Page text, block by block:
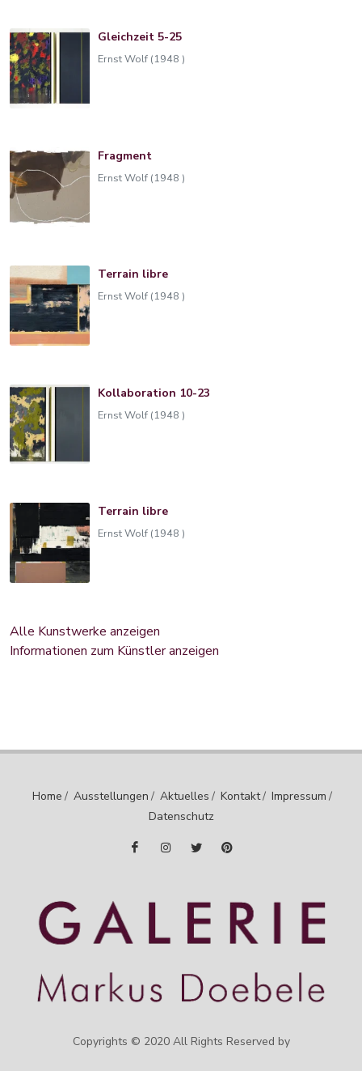
Gleichzeit 5-25
Ernst Wolf (1948 )
Fragment
Ernst Wolf (1948 )
Terrain libre
Ernst Wolf (1948 )
Kollaboration 10-23
Ernst Wolf (1948 )
Terrain libre
Ernst Wolf (1948 )
Alle Kunstwerke anzeigen
Informationen zum Künstler anzeigen
Copyrights © 2020 All Rights Reserved by
Home / Ausstellungen / Aktuelles / Kontakt/ Impressum /
Datenschutz